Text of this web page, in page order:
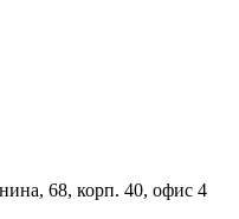
68, корп. 40, офис 4